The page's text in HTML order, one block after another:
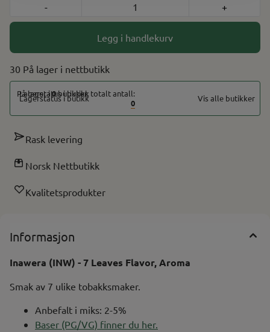
- +
Legg i handlekurv
30 På lager
På lager i0butikker, totalt antall:
0
Vis alle butikker
Rask levering
Norsk Nettbutikk
Kvalitetsprodukter
Informasjon
Inawera (INW) - 7 Leaves Flavor, Aroma
Smak av 7 ulike tobakksmaker.
Anbefalt i miks: 2-5%
Baser (PG/VG) finner du her.